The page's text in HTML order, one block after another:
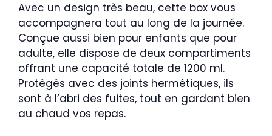
Avec un design très beau, cette box vous
accompagnera tout au long de la journée.
Conçue aussi bien pour enfants que pour
adulte, elle dispose de deux compartiments
offrant une capacité totale de 1200 ml.
Protégés avec des joints hermétiques, ils
sont à l’abri des fuites, tout en gardant bien
au chaud vos repas.